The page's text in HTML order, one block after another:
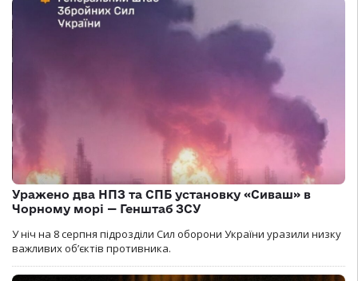
Уражено два НПЗ та СПБ установку «Сиваш» в
Чорному морі — Генштаб ЗСУ
У ніч на 8 серпня підрозділи Сил оборони України уразили низку
важливих об’єктів противника.